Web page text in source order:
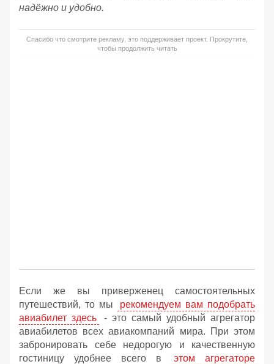
надёжно и удобно.
Спасибо что смотрите рекламу, это поддерживает проект. Прокрутите,
чтобы продолжить читать
Если же вы приверженец самостоятельных
путешествий, то мы
рекомендуем вам подобрать
авиабилет здесь
- это самый удобный агрегатор
авиабилетов всех авиакомпаний мира. При этом
забронировать себе недорогую и качественную
гостиницу удобнее всего в
этом агрегаторе